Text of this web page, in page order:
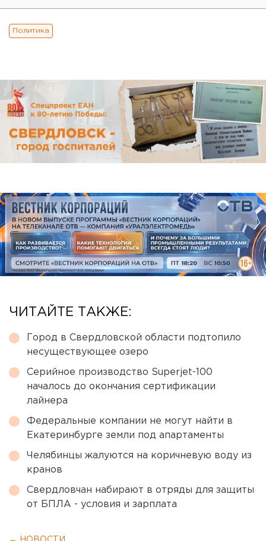
Политика
ЧИТАЙТЕ ТАКЖЕ:
Город в Свердловской области подтопило
несуществующее озеро
Серийное производство Superjet-100
началось до окончания сертификации
лайнера
Федеральные компании не могут найти в
Екатеринбурге земли под апартаменты
Челябинцы жалуются на коричневую воду из
кранов
Свердловчан набирают в отряды для защиты
от БПЛА - условия и зарплата